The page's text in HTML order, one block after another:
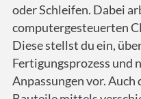
oder Schleifen. Dabei
computergesteuerten
Diese stellst du ein,
Fertigungsprozess und
Anpassungen vor.